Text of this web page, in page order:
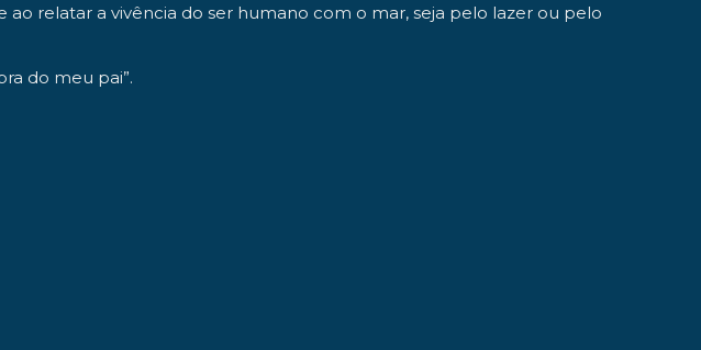
relatar a vivência do ser humano com o mar, seja pelo lazer ou pelo
do meu pai”.